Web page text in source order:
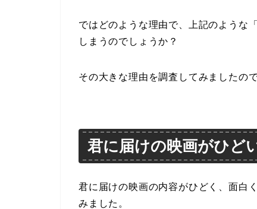
ではどのような理由で、上記のような
しまうのでしょうか？
その大きな理由を調査してみましたの
君に届けの映画がひど
君に届けの映画の内容がひどく、面白
みました。